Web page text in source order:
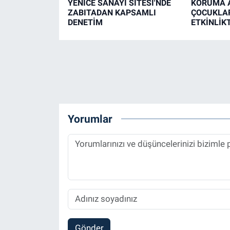
YENİCE SANAYİ SİTESİ'NDE
ZABITADAN KAPSAMLI
DENETİM
KORUMA
Yorumlar
Gönder